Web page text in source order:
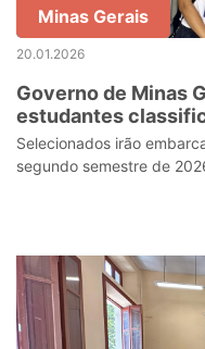
Minas Gerais
20.01.2026
Governo de Minas
estudantes
Mineiro do
Selecionados irão
segundo semestre de